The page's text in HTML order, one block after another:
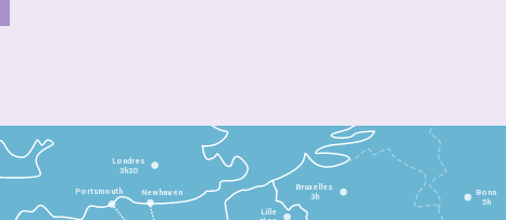
Lille
Bruxelles
3h
Londres
3h30
Newhaven
Portsmouth Bonn
5h